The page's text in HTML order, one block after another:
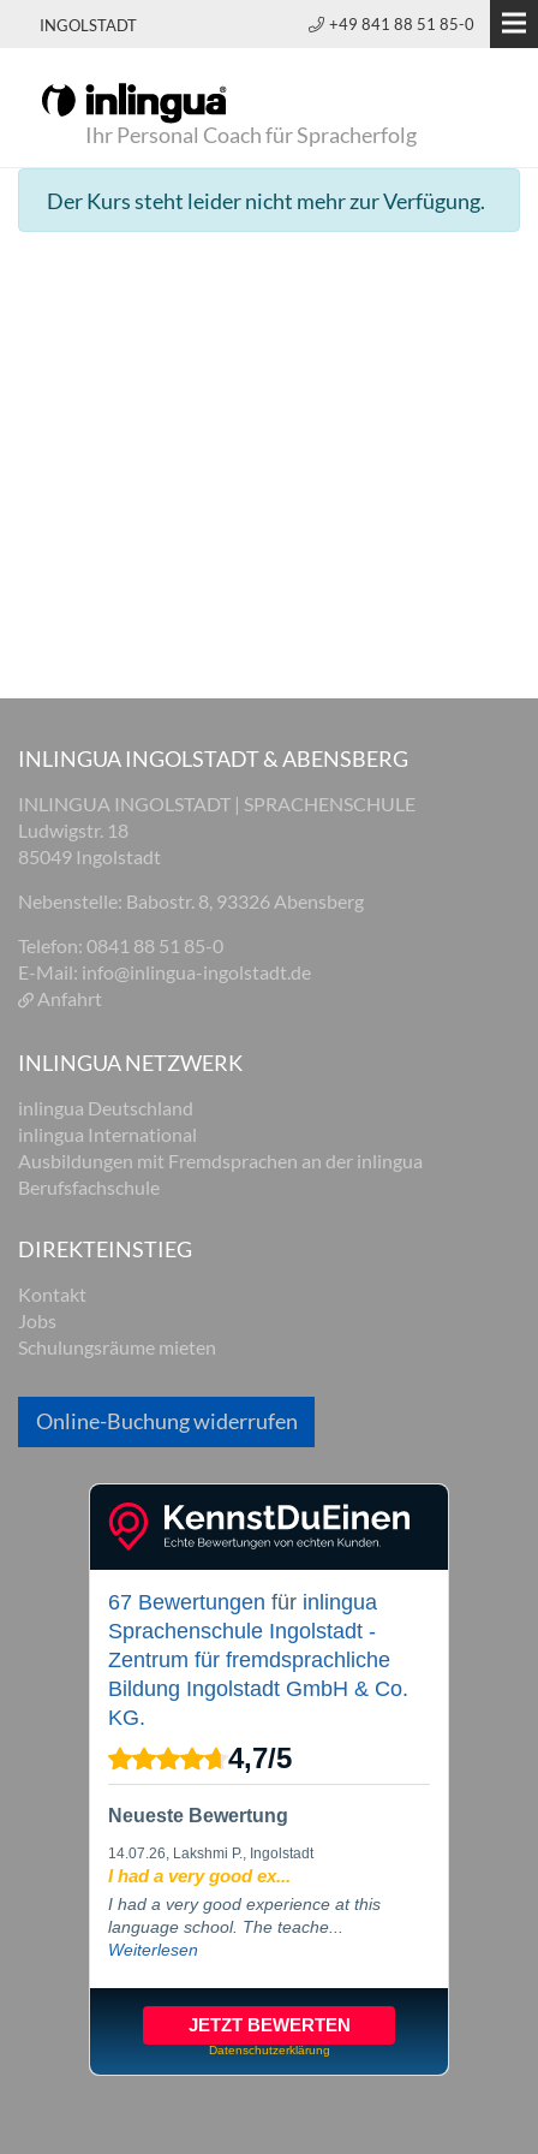
INGOLSTADT +49 841 88 51 85-0
Ihr Personal Coach für Spracherfolg
Der Kurs steht leider nicht mehr zur Verfügung.
INLINGUA INGOLSTADT & ABENSBERG
INLINGUA INGOLSTADT | SPRACHENSCHULE
Ludwigstr. 18
85049 Ingolstadt
Nebenstelle: Babostr. 8, 93326 Abensberg
Telefon: 0841 88 51 85-0
E-Mail: info@inlingua-ingolstadt.de
Anfahrt
INLINGUA NETZWERK
inlingua Deutschland
inlingua International
Ausbildungen mit Fremdsprachen an der inlingua
Berufsfachschule
DIREKTEINSTIEG
Kontakt
Jobs
Schulungsräume mieten
Online-Buchung widerrufen
67 Bewertungen für inlingua
Sprachenschule Ingolstadt -
Zentrum für fremdsprachliche
Bildung Ingolstadt GmbH & Co.
KG.
4,7/5
Neueste Bewertung
14.07.26, Lakshmi P., Ingolstadt
I had a very good ex...
I had a very good experience at this
language school. The teache...
Weiterlesen
JETZT BEWERTEN
Datenschutzerklärung